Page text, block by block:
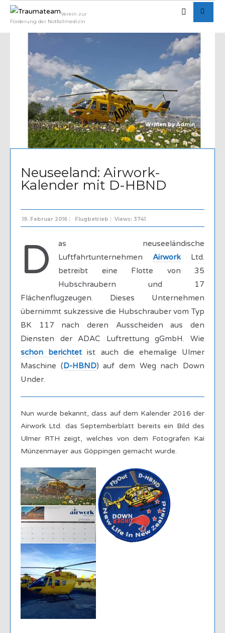
Verein zur
Förderung der Notfallmedizin
Written byAdmin
Neuseeland: Airwork-
Kalender mit D-HBND
19. Februar 2016 | Flugbetrieb | Views: 3741
D
as neuseeländische
Luftfahrtunternehmen Airwork Ltd.
betreibt eine Flotte von 35
Hubschraubern und 17
Flächenflugzeugen. Dieses Unternehmen
übernimmt sukzessive die Hubschrauber vom Typ
BK 117 nach deren Ausscheiden aus den
Diensten der ADAC Luftrettung gGmbH. Wie
schon berichtet ist auch die ehemalige Ulmer
Maschine (D-HBND) auf dem Weg nach Down
Under.
Nun wurde bekannt, dass auf dem Kalender 2016 der
Airwork Ltd. das Septemberblatt bereits ein Bild des
Ulmer RTH zeigt, welches von dem Fotografen Kai
Münzenmayer aus Göppingen gemacht wurde.